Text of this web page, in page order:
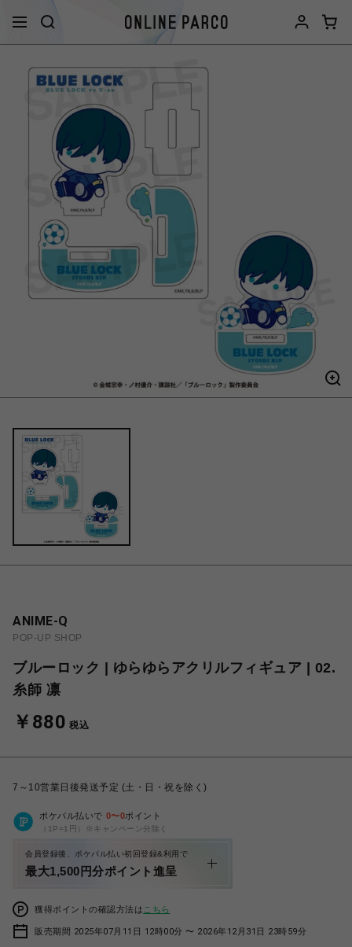
ANIME-Q
POP-UP SHOP
ブルーロック | ゆらゆらアクリルフィギュア | 02.
糸師 凛
￥880 税込
7～10営業日後発送予定 (土・日・祝を除く)
ポケパル払いで 0〜0ポイント
（1P=1円）※キャンペーン分除く
会員登録後、ポケパル払い初回登録&利用で
最大1,500円分ポイント進呈
獲得ポイントの確認方法は こちら
販売期間 2025年07月11日 12時00分 〜 2026年12月31日 23時59分